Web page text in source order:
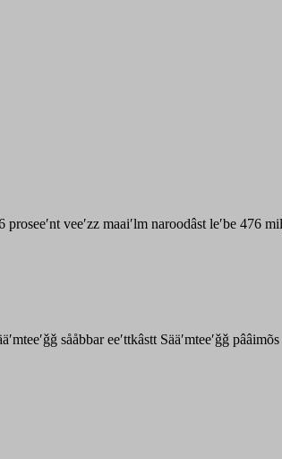
proseeʹnt veeʹzz maaiʹlm naroodâst leʹbe 476
sååbbar eeʹttkâstt Sääʹmteeʹǧǧ pââimõs